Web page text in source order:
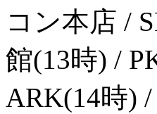
コン本店 /
館(13時) /
ARK(14時)